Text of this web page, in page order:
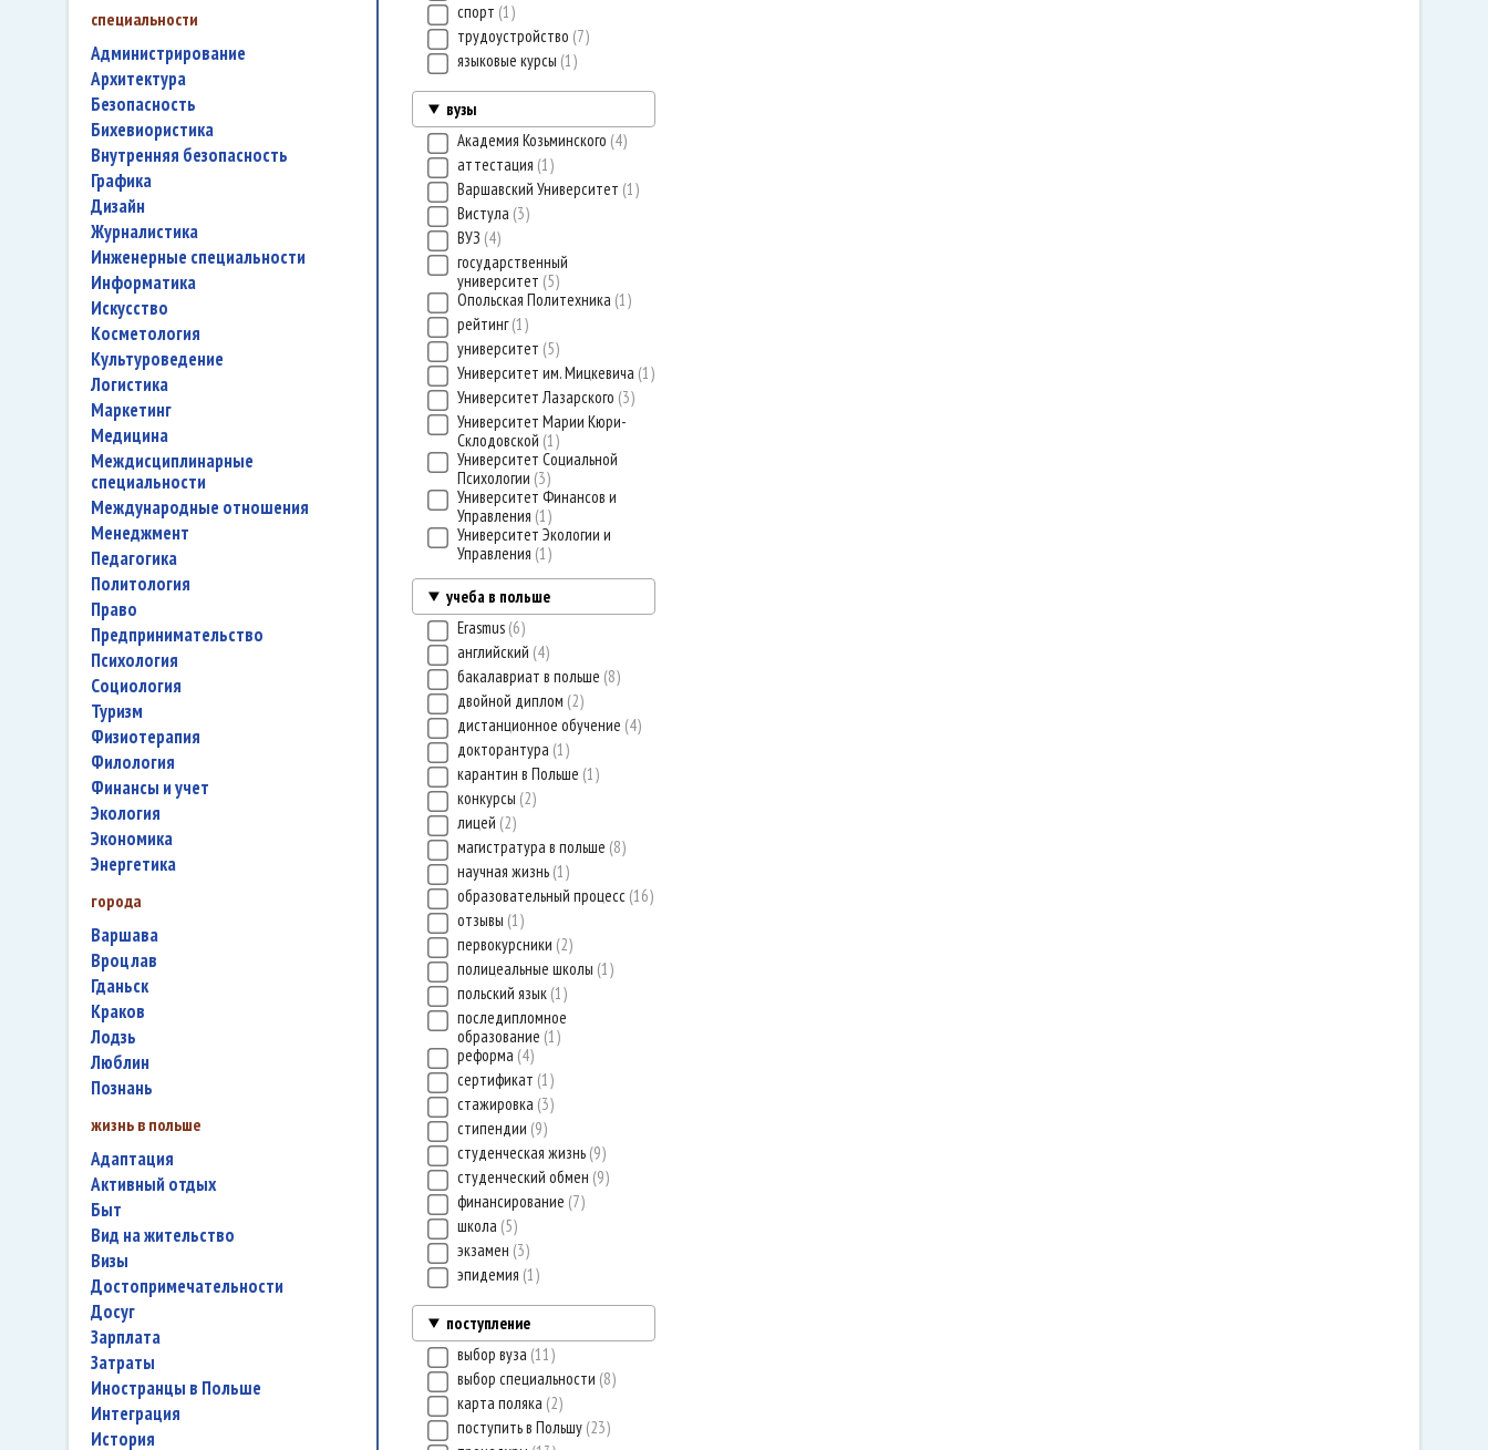
специальности
администрирование
архитектура
безопасность
бихевиористика
внутренняя безопасность
графика
дизайн
журналистика
инженерные специальности
информатика
искусство
косметология
культуроведение
логистика
маркетинг
медицина
междисциплинарные
специальности
международные отношения
менеджмент
педагогика
политология
право
предпринимательство
психология
социология
туризм
физиотерапия
филология
финансы и учет
экология
экономика
энергетика
города
Варшава
Вроцлав
Гданьск
Краков
Лодзь
Люблин
Познань
жизнь в польше
адаптация
активный отдых
быт
вид на жительство
визы
достопримечательности
досуг
зарплата
затраты
иностранцы в Польше
интеграция
история
спорт 1
трудоустройство 7
языковые курсы 1
вузы
Академия Козьминского 4
аттестация 1
Варшавский Университет 1
Вистула 3
ВУЗ 4
государственный
университет 5
Опольская Политехника 1
рейтинг 1
университет 5
Университет им. Мицкевича 1
Университет Лазарского 3
Университет Марии Кюри-
Склодовской 1
Университет Социальной
Психологии 3
Университет Финансов и
Управления 1
Университет Экологии и
Управления 1
учеба в польше
Erasmus 6
английский 4
бакалавриат в польше 8
двойной диплом 2
дистанционное обучение 4
докторантура 1
карантин в Польше 1
конкурсы 2
лицей 2
магистратура в польше 8
научная жизнь 1
образовательный процесс 16
отзывы 1
первокурсники 2
полицеальные школы 1
польский язык 1
последипломное
образование 1
реформа 4
сертификат 1
стажировка 3
стипендии 9
студенческая жизнь 9
студенческий обмен 9
финансирование 7
школа 5
экзамен 3
эпидемия 1
поступление
выбор вуза 11
выбор специальности 8
карта поляка 2
поступить в Польшу 23